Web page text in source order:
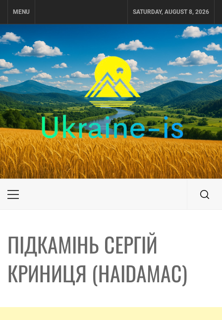
MENU SATURDAY, AUGUST 8, 2026
UKRAINE-IS
ПОДОРОЖI ПО УКРАЇНІ
Primary
ПІДКАМІНЬ СЕРГІЙ
КРИНИЦЯ (HAIDAMAC)